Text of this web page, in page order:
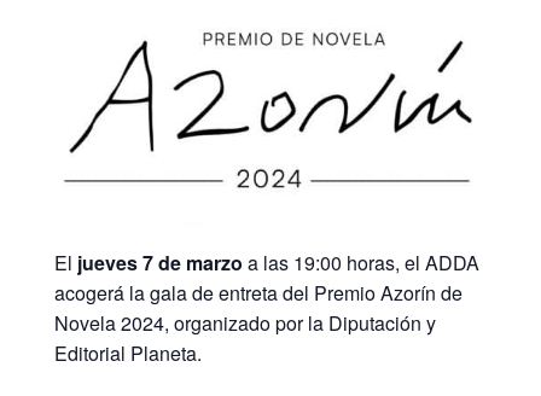
El jueves 7 de marzo a las 19:00 horas, el ADDA
acogerá la gala de entreta del Premio Azorín de
Novela 2024, organizado por la Diputación y
Editorial Planeta.